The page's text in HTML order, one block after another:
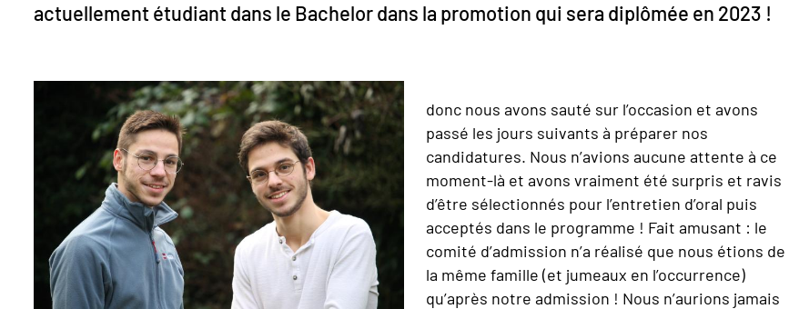
actuellement étudiant dans le Bachelor dans la promotion qui sera diplômée en 2023 !
donc nous avons sauté sur l’occasion et avons
passé les jours suivants à préparer nos
candidatures. Nous n’avions aucune attente à ce
moment-là et avons vraiment été surpris et ravis
d’être sélectionnés pour l’entretien d’oral puis
acceptés dans le programme ! Fait amusant : le
comité d’admission n’a réalisé que nous étions de
la même famille (et jumeaux en l’occurrence)
qu’après notre admission ! Nous n’aurions jamais